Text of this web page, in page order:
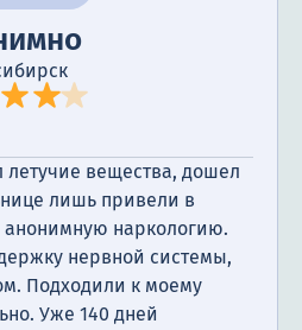
летучие вещества, дошел
лишь привели в
наркологию.
нервной системы,
Подходили к моему
Уже 140 дней